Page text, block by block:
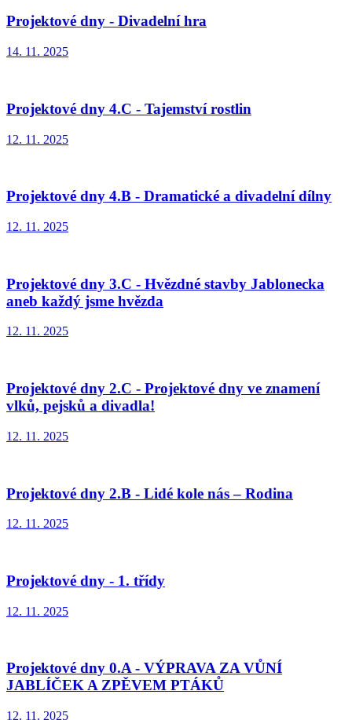
Projektové dny - Divadelní hra
14. 11. 2025
Projektové dny 4.C - Tajemství rostlin
12. 11. 2025
Projektové dny 4.B - Dramatické a divadelní dílny
12. 11. 2025
Projektové dny 3.C - Hvězdné stavby Jablonecka
aneb každý jsme hvězda
12. 11. 2025
Projektové dny 2.C - Projektové dny ve znamení
vlků, pejsků a divadla!
12. 11. 2025
Projektové dny 2.B - Lidé kole nás – Rodina
12. 11. 2025
Projektové dny - 1. třídy
12. 11. 2025
Projektové dny 0.A - VÝPRAVA ZA VŮNÍ
JABLÍČEK A ZPĚVEM PTÁKŮ
12. 11. 2025